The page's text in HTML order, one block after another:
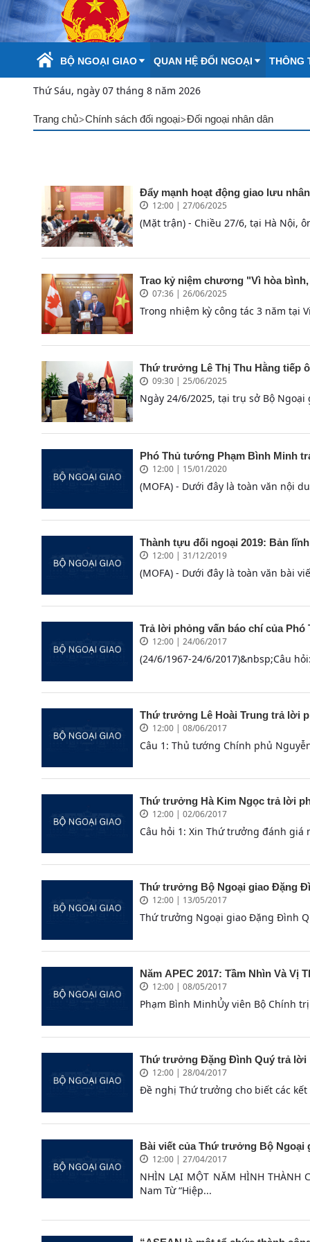
Skip to Main Content
BỘ NGOẠI GIAO QUAN HỆ ĐỐI NGOẠI THÔNG
Thứ Sáu, ngày 07 tháng 8 năm 2026
Trang chủ>Chính sách đối ngoại>Đối ngoại nhân dân
Đẩy mạnh hoạt động giao lưu
12:00 | 27/06/2025
(Mặt trận) - Chiều 27/6, tại Hà Nội,
Trao kỷ niệm chương "Vì hòa
07:36 | 26/06/2025
Trong nhiệm kỳ công tác 3 năm tại
Thứ trưởng Lê Thị Thu Hằng tiếp
09:30 | 25/06/2025
Ngày 24/6/2025, tại trụ sở Bộ
Phó Thủ tướng Phạm Bình Minh
12:00 | 15/01/2020
(MOFA) - Dưới đây là toàn văn nội
Thành tựu đối ngoại 2019: Bản
12:00 | 31/12/2019
(MOFA) - Dưới đây là toàn văn bài
Trả lời phỏng vấn báo chí của
12:00 | 24/06/2017
(24/6/1967-24/6/2017)&nbsp;Câu
Thứ trưởng Lê Hoài Trung trả lời
12:00 | 08/06/2017
Câu 1: Thủ tướng Chính phủ
Thứ trưởng Hà Kim Ngọc trả lời
12:00 | 02/06/2017
Câu hỏi 1: Xin Thứ trưởng đánh giá
Thứ trưởng Bộ Ngoại giao Đặng
12:00 | 13/05/2017
Thứ trưởng Ngoại giao Đặng Đình
Năm APEC 2017: Tầm Nhìn Và Vị
12:00 | 08/05/2017
Phạm Bình MinhỦy viên Bộ Chính
Thứ trưởng Đặng Đình Quý trả lời
12:00 | 28/04/2017
Đề nghị Thứ trưởng cho biết các
Bài viết của Thứ trưởng Bộ Ngoại
12:00 | 27/04/2017
NHÌN LẠI MỘT NĂM HÌNH THÀNH
Nam Từ “Hiệp...